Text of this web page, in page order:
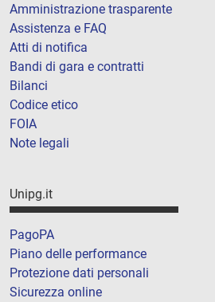
Amministrazione trasparente
Assistenza e FAQ
Atti di notifica
Bandi di gara e contratti
Bilanci
Codice etico
FOIA
Note legali
Unipg.it
PagoPA
Piano delle performance
Protezione dati personali
Sicurezza online